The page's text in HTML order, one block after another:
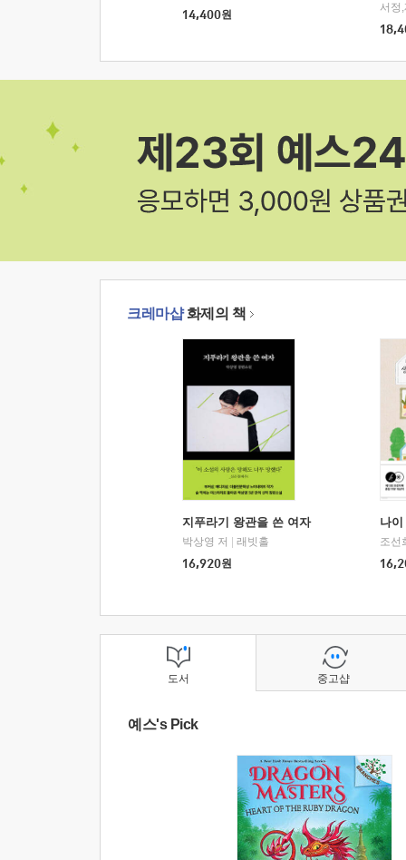
14,400원
크레마샵화제의 책
지푸라기 왕관을 쓴 여자
박상영 저
래빗홀
16,920원
나
조선
도서
예스's Pick
중고샵